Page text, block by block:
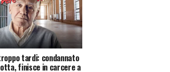
tardi: condannato
finisce in carcere a